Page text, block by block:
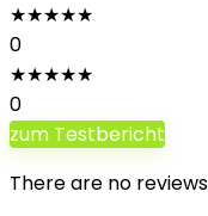
★★★★★
0
★★★★★
0
zum Testbericht
There are no